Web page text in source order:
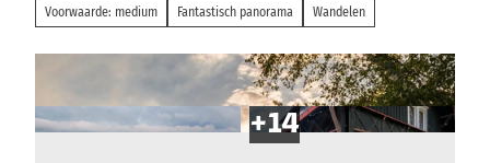
Voorwaarde: medium
Fantastisch panorama Wandelen